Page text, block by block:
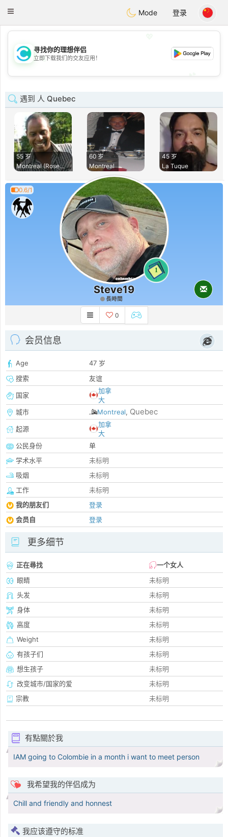
Citas
Toggle
Mode 登录
💖
💕
寻找你的理想伴侣
立即下载我们的交友应用！
遇到 人 Quebec
55 岁
Montreal (Rosemont
60 岁
Montreal
45 岁
La Tuque
0.6/1
1
Steve19
長時間
0
会员信息
Age
47 岁
搜索
友谊
国家
加拿
大
城市
Montreal, Quebec
起源
加拿
大
公民身份
单
学术水平
未标明
吸烟
未标明
工作
未标明
我的朋友们
登录
会员自
登录
更多细节
正在尋找
一个女人
眼睛
未标明
头发
未标明
身体
未标明
高度
未标明
Weight
未标明
有孩子们
未标明
想生孩子
未标明
改变城市/国家的爱
未标明
宗教
未标明
有點關於我
IAM going to Colombie in a month i want to meet person
我希望我的伴侣成为
Chill and friendly and honnest
我应该遵守的标准